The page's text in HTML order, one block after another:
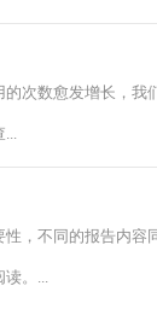
次数愈发增长，
...
，不同的报告内
读。...